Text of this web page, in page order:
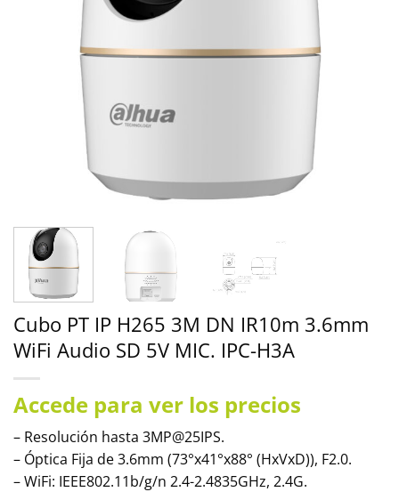
Cubo PT IP H265 3M DN IR10m 3.6mm
WiFi Audio SD 5V MIC. IPC-H3A
Accede para ver los precios
– Resolución hasta 3MP@25IPS.
– Óptica Fija de 3.6mm (73°x41°x88° (HxVxD)), F2.0.
– WiFi: IEEE802.11b/g/n 2.4-2.4835GHz, 2.4G.